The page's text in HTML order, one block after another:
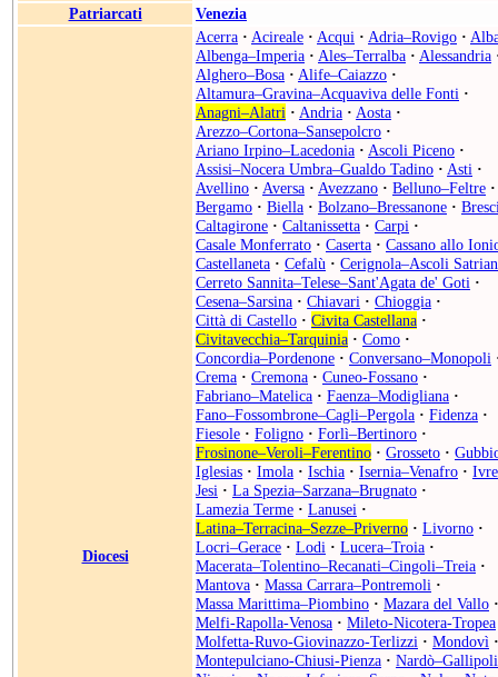
Patriarcati
Venezia
Diocesi
Acerra · Acireale · Acqui · Adria–Rovigo ·
Albenga–Imperia · Ales–Terralba · Alessandria
Alghero–Bosa · Alife–Caiazzo ·
Altamura–Gravina–Acquaviva delle Fonti ·
Anagni–Alatri · Andria · Aosta ·
Arezzo–Cortona–Sansepolcro ·
Ariano Irpino–Lacedonia · Ascoli Piceno ·
Assisi–Nocera Umbra–Gualdo Tadino · Asti ·
Avellino · Aversa · Avezzano · Belluno–Feltre ·
Bergamo · Biella · Bolzano–Bressanone ·
Caltagirone · Caltanissetta · Carpi ·
Casale Monferrato · Caserta · Cassano allo
Castellaneta · Cefalù · Cerignola–Ascoli
Cerreto Sannita–Telese–Sant'Agata de' Goti ·
Cesena–Sarsina · Chiavari · Chioggia ·
Città di Castello · Civita Castellana ·
Civitavecchia–Tarquinia · Como ·
Concordia–Pordenone · Conversano–Monopoli
Crema · Cremona · Cuneo-Fossano ·
Fabriano–Matelica · Faenza–Modigliana ·
Fano–Fossombrone–Cagli–Pergola · Fidenza ·
Fiesole · Foligno · Forlì–Bertinoro ·
Frosinone–Veroli–Ferentino · Grosseto ·
Iglesias · Imola · Ischia · Isernia–Venafro ·
Jesi · La Spezia–Sarzana–Brugnato ·
Lamezia Terme · Lanusei ·
Latina–Terracina–Sezze–Priverno · Livorno ·
Locri–Gerace · Lodi · Lucera–Troia ·
Macerata–Tolentino–Recanati–Cingoli–Treia ·
Mantova · Massa Carrara–Pontremoli ·
Massa Marittima–Piombino · Mazara del Vallo ·
Melfi-Rapolla-Venosa · Mileto-Nicotera-Tropea
Molfetta-Ruvo-Giovinazzo-Terlizzi · Mondovì ·
Montepulciano-Chiusi-Pienza · Nardò–Gallipoli